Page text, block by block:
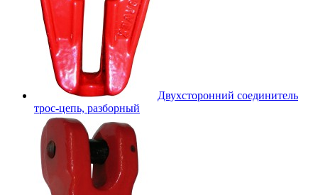
Двухсторонний соединитель
трос-цепь, разборный